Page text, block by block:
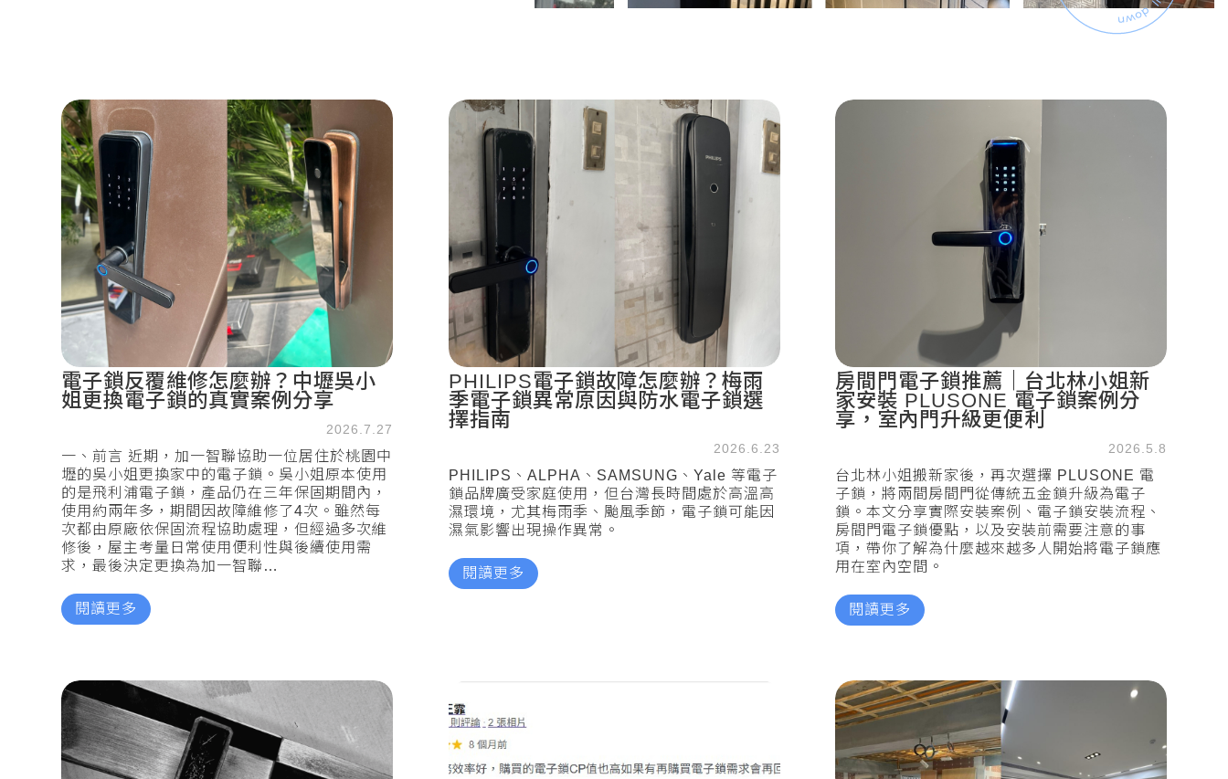
電子鎖反覆維修怎麼辦？中壢吳小
姐更換電子鎖的真實案例分享
2026.7.27
一、前言 近期，加一智聯協助一位居住於桃園中
壢的吳小姐更換家中的電子鎖。吳小姐原本使用
的是飛利浦電子鎖，產品仍在三年保固期間內，
使用約兩年多，期間因故障維修了4次。雖然每
次都由原廠依保固流程協助處理，但經過多次維
修後，屋主考量日常使用便利性與後續使用需
求，最後決定更換為加一智聯…
閱讀更多
PHILIPS電子鎖故障怎麼辦？梅雨
季電子鎖異常原因與防水電子鎖選
擇指南
2026.6.23
PHILIPS、ALPHA、SAMSUNG、Yale 等電子
鎖品牌廣受家庭使用，但台灣長時間處於高溫高
濕環境，尤其梅雨季、颱風季節，電子鎖可能因
濕氣影響出現操作異常。
閱讀更多
房間門電子鎖推薦｜台北林小姐新
家安裝 PLUSONE 電子鎖案例分
享，室內門升級更便利
2026.5.8
台北林小姐搬新家後，再次選擇 PLUSONE 電
子鎖，將兩間房間門從傳統五金鎖升級為電子
鎖。本文分享實際安裝案例、電子鎖安裝流程、
房間門電子鎖優點，以及安裝前需要注意的事
項，帶你了解為什麼越來越多人開始將電子鎖應
用在室內空間。
閱讀更多